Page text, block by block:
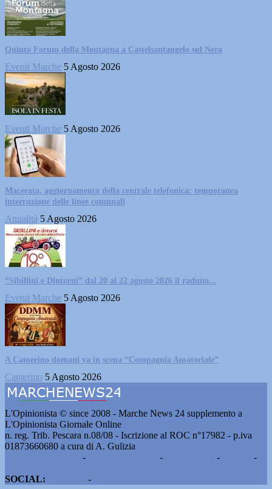
Quinto Forum della Montagna a Castelsantangelo sul Nera
Eventi Marche 5 Agosto 2026
Eventi Marche 5 Agosto 2026
Macerata, aggiornamento della centrale telefonica: temporanea
interruzione delle linee comunali
Attualità 5 Agosto 2026
“Sibillini e Dintorni” dal 20 al 22 agosto 2026 il raduno...
Eventi Marche 5 Agosto 2026
A Camerino domani va in scena “Compagnia Amatoriale”
Camerino 5 Agosto 2026
L'Opinionista © since 2008 - Marche News 24 supplemento a
L'Opinionista Giornale Online
n. reg. Trib. Pescara n.08/08 - Iscrizione al ROC n°17982 - p.iva
01873660680 a cura di A. Gulizia
- - -
-
SOCIAL:
-